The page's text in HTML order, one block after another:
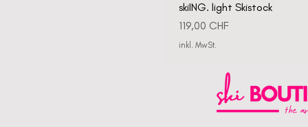
skiING. light Skistock
Preis
119,00 CHF
inkl. MwSt.